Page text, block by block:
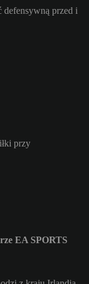
defensywną przed i
przy
EA SPORTS